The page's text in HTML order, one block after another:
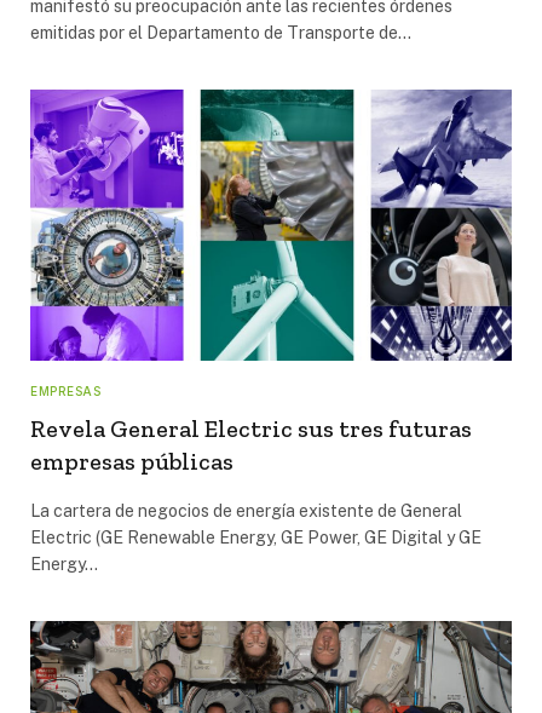
manifestó su preocupación ante las recientes órdenes
emitidas por el Departamento de Transporte de…
EMPRESAS
Revela General Electric sus tres futuras
empresas públicas
La cartera de negocios de energía existente de General
Electric (GE Renewable Energy, GE Power, GE Digital y GE
Energy…